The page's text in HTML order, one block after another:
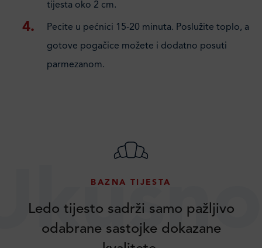
tijesta oko 2 cm.
Pecite u pećnici 15-20 minuta. Poslužite toplo, a
gotove pogačice možete i dodatno posuti
parmezanom.
BAZNA TIJESTA
Ledo tijesto sadrži samo pažljivo
odabrane sastojke dokazane